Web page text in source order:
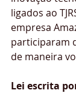
ligados ao
empresa
participaram
de maneira
Lei escrita